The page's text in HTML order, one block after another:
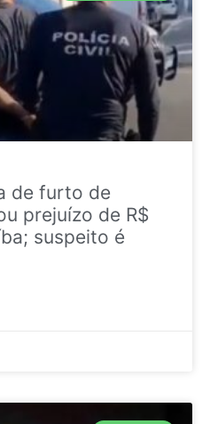
de furto de
prejuízo de R$
suspeito é